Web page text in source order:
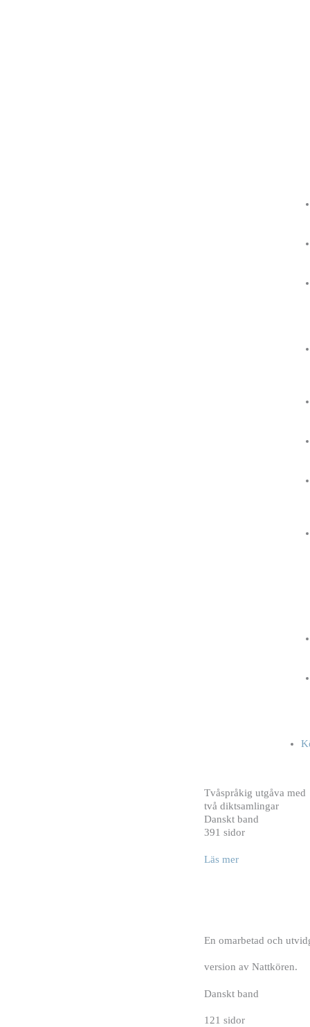
Tvåspråkig utgåva med
två diktsamlingar
Danskt band
391 sidor
Läs mer
En omarbetad och
version av Nattkören.
Danskt band
121 sidor